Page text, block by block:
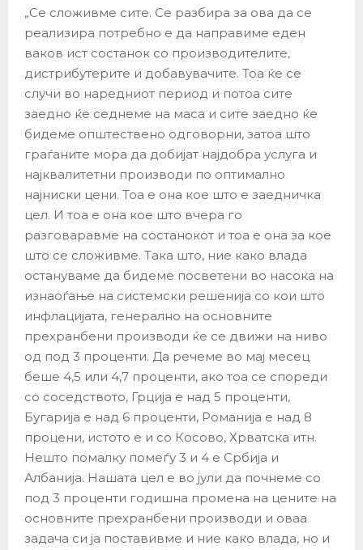
„Се сложивме сите. Се разбира за ова да се
реализира потребно е да направиме еден
ваков ист состанок со производителите,
дистрибутерите и добавувачите. Тоа ќе се
случи во наредниот период и потоа сите
заедно ќе седнеме на маса и сите заедно ќе
бидеме општествено одговорни, затоа што
граѓаните мора да добијат најдобра услуга и
најквалитетни производи по оптимално
најниски цени. Тоа е она кое што е заедничка
цел. И тоа е она кое што вчера го
разговаравме на состанокот и тоа е она за кое
што се сложивме. Така што, ние како влада
остануваме да бидеме посветени во насока на
изнаоѓање на системски решенија со кои што
инфлацијата, генерално на основните
прехранбени производи ќе се движи на ниво
од под 3 проценти. Да речеме во мај месец
беше 4,5 или 4,7 проценти, ако тоа се спореди
со соседството, Грција е над 5 проценти,
Бугарија е над 6 проценти, Романија е над 8
процени, истото е и со Косово, Хрватска итн.
Нешто помалку помеѓу 3 и 4 е Србија и
Албанија. Нашата цел е во јули да почнеме со
под 3 проценти годишна промена на цените на
основните прехранбени производи и оваа
задача си ја поставивме и ние како влада, но и